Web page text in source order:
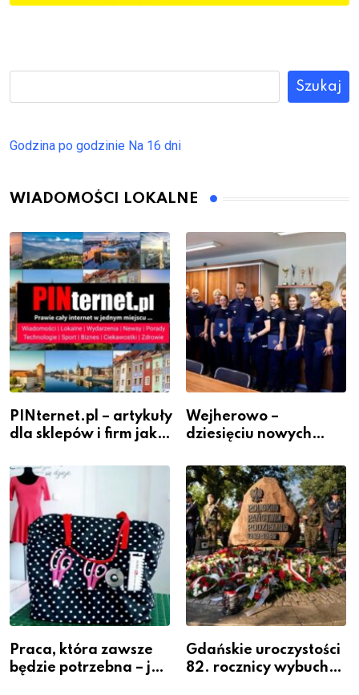
Szukaj
Godzina po godzinie Na 16 dni
WIADOMOŚCI LOKALNE
PINternet.pl – artykuły
dla sklepów i firm jako
widoczność
Wejherowo –
dziesięciu nowych
szeregach Komendy
Powiatowej
Praca, która zawsze
będzie potrzebna – jak
Gdańskie uroczystości
82. rocznicy wybuchu